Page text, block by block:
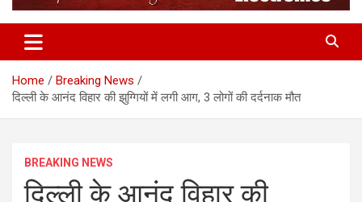
Home
Breaking News
दिल्‍ली के आनंद विहार की झुग्गियों में लगी आग, 3 लोगों की दर्दनाक मौत
BREAKING NEWS
दिल्‍ली के आनंद विहार की